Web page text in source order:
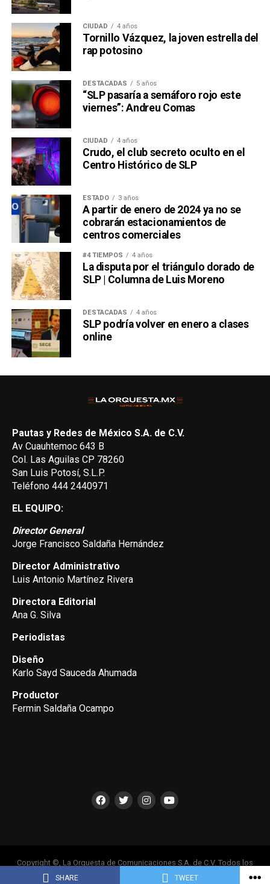
SHARE TWEET
CIUDAD 4 años
Tornillo Vázquez, la joven estrella del
rap potosino
DESTACADAS 5 años
“SLP pasaría a semáforo rojo este
viernes”: Andreu Comas
CIUDAD 4 años
Crudo, el club secreto oculto en el
Centro Histórico de SLP
ESTADO 3 años
A partir de enero de 2024 ya no se
cobrarán estacionamientos de
centros comerciales
#4 TIEMPOS 4 años
La disputa por el triángulo dorado de
SLP | Columna de Luis Moreno
DESTACADAS 4 años
SLP podría volver en enero a clases
online
Pautas y Redes de México S.A. de C.V.
Av Cuauhtemoc 643 B
Col. Las Aguilas CP 78260
San Luis Potosí, S.L.P.
Teléfono 444 2440971
EL EQUIPO:
Director General
Jorge Francisco Saldaña Hernández
Director Administrativo
Luis Antonio Martínez Rivera
Directora Editorial
Ana G. Silva
Periodistas
Diseño
Karlo Sayd Sauceda Ahumada
Productor
Fermin Saldaña Ocampo
Copyright ©, La Orquesta de Comunicaciones S.A. de C.V. Todos los
Derechos Reservados